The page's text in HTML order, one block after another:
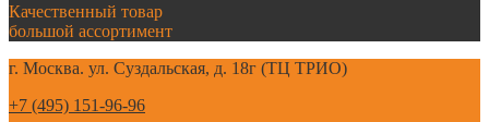
Качественный товар
большой ассортимент
г. Москва. ул. Суздальская, д. 18г (ТЦ ТРИО)
+7 (495) 151-96-96